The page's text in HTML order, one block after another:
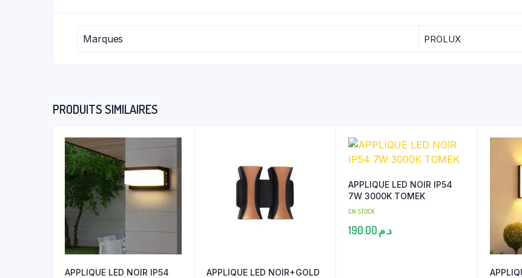
Marques PROLUX
PRODUITS SIMILAIRES
APPLIQUE LED NOIR IP54
APPLIQUE LED NOIR+GOLD
APPLIQUE LED NOIR IP54
7W 3000K TOMEK
EN STOCK
د.م.190.00